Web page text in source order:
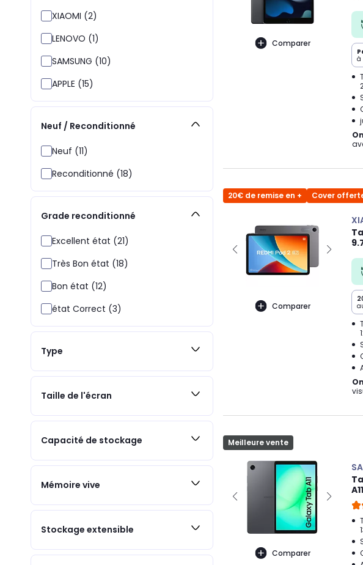
XIAOMI (2)
LENOVO (1)
SAMSUNG (10)
APPLE (15)
Neuf / Reconditionné
Neuf (11)
Reconditionné (18)
Grade reconditionné
Excellent état (21)
Très Bon état (18)
Bon état (12)
état Correct (3)
Type
Taille de l'écran
Capacité de stockage
Mémoire vive
Stockage extensible
Comparer
à
20€ de remise en + Cover
Comparer
Meilleure vente
Comparer